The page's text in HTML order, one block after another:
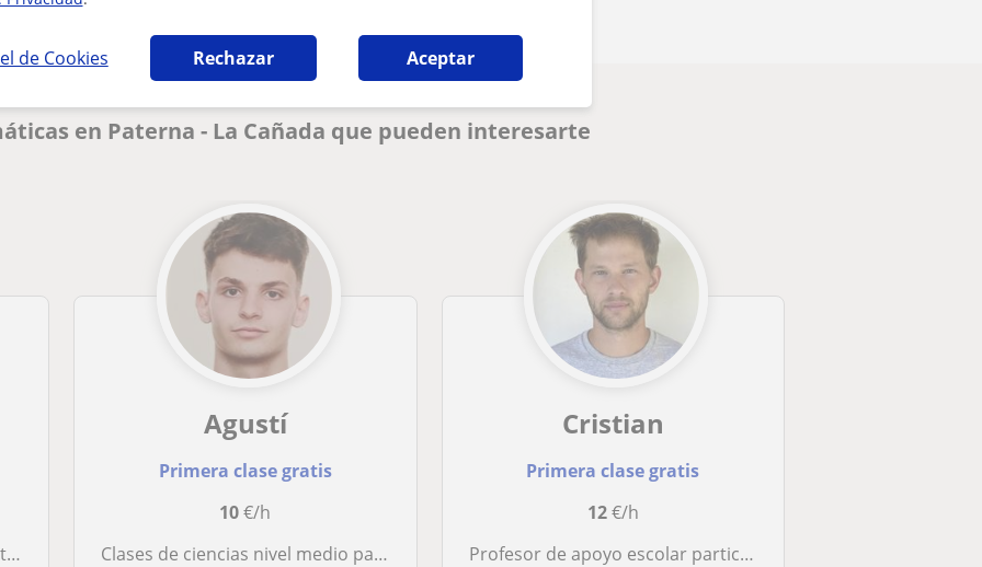
de Cookies Rechazar Aceptar
en Paterna - La Cañada que pueden interesarte
Agustí
Primera clase gratis
10€/h
Clases de ciencias nivel medio para ESO o BACH
Cristian
Primera clase gratis
12€/h
Profesor de apoyo escolar particular para niños y adolescentes